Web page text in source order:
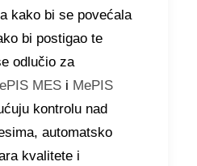
kako bi se povećala
bi postigao te
odlučio za
MES i MePIS
kontrolu nad
automatsko
kvalitete i